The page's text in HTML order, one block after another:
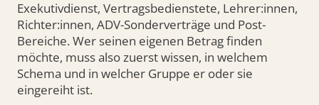
Exekutivdienst, Vertragsbedienstete, Lehrer:innen,
Richter:innen, ADV-Sonderverträge und Post-
Bereiche. Wer seinen eigenen Betrag finden
möchte, muss also zuerst wissen, in welchem
Schema und in welcher Gruppe er oder sie
eingereiht ist.